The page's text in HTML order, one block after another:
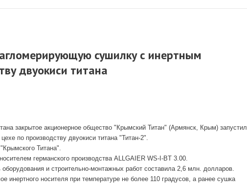
сушилку с инертным
двуокиси титана
закрытое акционерное общество "Крымский Титан" (Армянск, Крым) запустил
по производству двуокиси титана "Титан-2".
Титана".
германского производства ALLGAIER WS-I-BT 3.00.
и строительно-монтажных работ составила 2,6 млн. долларов.
инертного носителя при температуре не более 110 градусов, а ранее сушка